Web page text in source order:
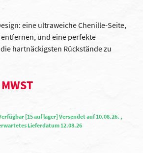
eine ultraweiche Chenille-Seite,
und eine perfekte
hartnäckigsten Rückstände zu
[15 auf lager] Versendet auf 10.08.26. ,
Lieferdatum 12.08.26